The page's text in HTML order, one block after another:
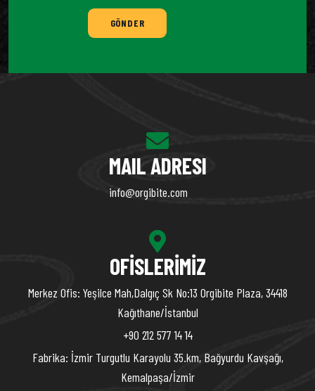
GÖNDER
MAIL ADRESI
info@orgibite.com
OFISLERIMIZ
Merkez Ofis: Yeşilce Mah,Dalgıç Sk No:13 Orgibite Plaza, 34418
Kağıthane/İstanbul
+90 212 577 14 14
Fabrika: İzmir Turgutlu Karayolu 35.km, Bağyurdu Kavşağı,
Kemalpaşa/İzmir